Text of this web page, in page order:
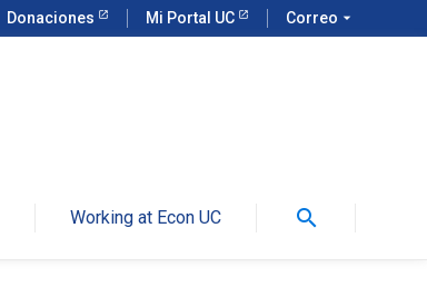
Donaciones Mi Portal UC Correo arrow_drop_down
Working at Econ UC search